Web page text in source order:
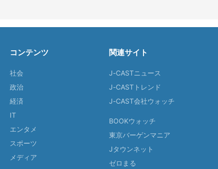
コンテンツ
社会
政治
経済
IT
エンタメ
スポーツ
メディア
関連サイト
J-CASTニュース
J-CASTトレンド
J-CAST会社ウォッチ
BOOKウォッチ
東京バーゲンマニア
Jタウンネット
ゼロまる